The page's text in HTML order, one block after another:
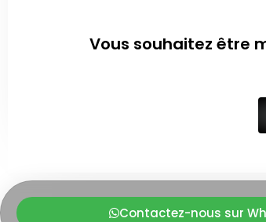
Vous souhaitez être
Contactez-nous sur